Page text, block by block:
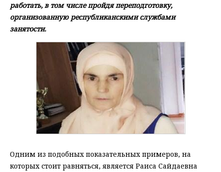
работать, в том числе пройдя переподготовку,
организованную республиканскими службами
занятости.
Одним из подобных показательных примеров, на
которых стоит равняться, является Раиса Сайдаевна